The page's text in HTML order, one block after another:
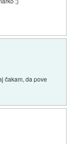
čakam, da pove